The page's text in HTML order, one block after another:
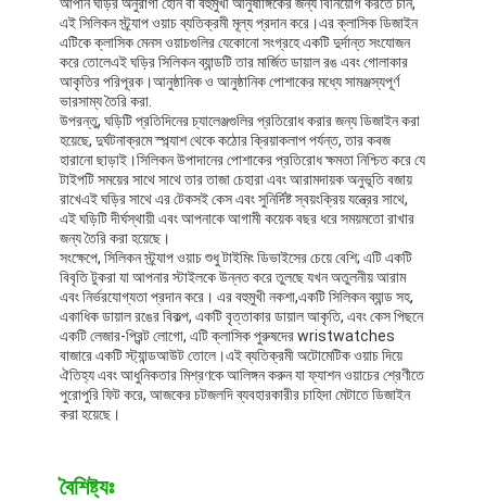
এই সিলিকন স্ট্র্যাপ ওয়াচ ব্যতিক্রমী মূল্য প্রদান করে।এর ক্লাসিক ডিজাইন
এটিকে ক্লাসিক মেনস ওয়াচগুলির যেকোনো সংগ্রহে একটি দুর্দান্ত সংযোজন
করে তোলেএই ঘড়ির সিলিকন ব্যান্ডটি তার মার্জিত ডায়াল রঙ এবং গোলাকার
আকৃতির পরিপূরক।আনুষ্ঠানিক ও আনুষ্ঠানিক পোশাকের মধ্যে সামঞ্জস্যপূর্ণ
ভারসাম্য তৈরি করা.
উপরন্তু, ঘড়িটি প্রতিদিনের চ্যালেঞ্জগুলির প্রতিরোধ করার জন্য ডিজাইন করা
হয়েছে, দুর্ঘটনাক্রমে স্প্ল্যাশ থেকে কঠোর ক্রিয়াকলাপ পর্যন্ত, তার কবজ
হারানো ছাড়াই।সিলিকন উপাদানের পোশাকের প্রতিরোধ ক্ষমতা নিশ্চিত করে যে
টাইপটি সময়ের সাথে সাথে তার তাজা চেহারা এবং আরামদায়ক অনুভূতি বজায়
রাখেএই ঘড়ির সাথে এর টেকসই কেস এবং সুনির্দিষ্ট স্বয়ংক্রিয় যন্ত্রের সাথে,
এই ঘড়িটি দীর্ঘস্থায়ী এবং আপনাকে আগামী কয়েক বছর ধরে সময়মতো রাখার
জন্য তৈরি করা হয়েছে।
সংক্ষেপে, সিলিকন স্ট্র্যাপ ওয়াচ শুধু টাইমিং ডিভাইসের চেয়ে বেশি; এটি একটি
বিবৃতি টুকরা যা আপনার স্টাইলকে উন্নত করে তুলছে যখন অতুলনীয় আরাম
এবং নির্ভরযোগ্যতা প্রদান করে। এর বহুমুখী নকশা,একটি সিলিকন ব্যান্ড সহ,
একাধিক ডায়াল রঙের বিকল্প, একটি বৃত্তাকার ডায়াল আকৃতি, এবং কেস পিছনে
একটি লেজার-প্রিন্ট লোগো, এটি ক্লাসিক পুরুষদের wristwatches
বাজারে একটি স্ট্যান্ডআউট তোলে।এই ব্যতিক্রমী অটোমেটিক ওয়াচ দিয়ে
ঐতিহ্য এবং আধুনিকতার মিশ্রণকে আলিঙ্গন করুন যা ফ্যাশন ওয়াচের শ্রেণীতে
পুরোপুরি ফিট করে, আজকের চটজলদি ব্যবহারকারীর চাহিদা মেটাতে ডিজাইন
করা হয়েছে।
বৈশিষ্ট্যঃ